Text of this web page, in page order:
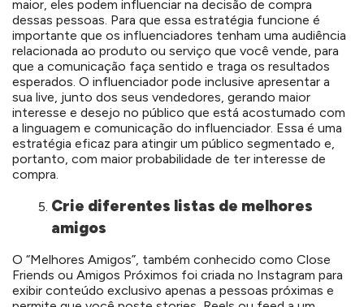
maior, eles podem influenciar na decisão de compra
dessas pessoas. Para que essa estratégia funcione é
importante que os influenciadores tenham uma audiência
relacionada ao produto ou serviço que você vende, para
que a comunicação faça sentido e traga os resultados
esperados. O influenciador pode inclusive apresentar a
sua live, junto dos seus vendedores, gerando maior
interesse e desejo no público que está acostumado com
a linguagem e comunicação do influenciador. Essa é uma
estratégia eficaz para atingir um público segmentado e,
portanto, com maior probabilidade de ter interesse de
compra.
Crie diferentes listas de melhores
amigos
O “Melhores Amigos”, também conhecido como Close
Friends ou Amigos Próximos foi criada no Instagram para
exibir conteúdo exclusivo apenas a pessoas próximas e